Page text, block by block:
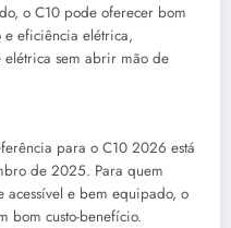
o C10 pode oferecer bom
eficiência elétrica,
sem abrir mão de
para o C10 2026 está
de 2025. Para quem
acessível e bem equipado, o
bom custo-benefício.